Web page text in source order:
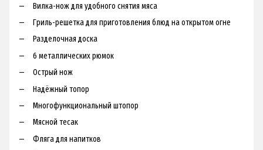
Вилка-нож для удобного снятия мяса
Гриль-решетка для приготовления блюд на открытом огне
Разделочная доска
6 металлических рюмок
Острый нож
Надёжный топор
Многофункциональный штопор
Мясной тесак
Фляга для напитков